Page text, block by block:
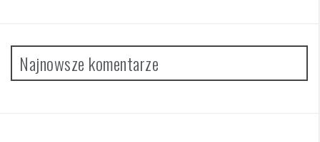
Najnowsze komentarze